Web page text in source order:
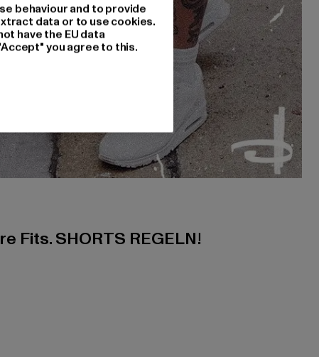
Fits. SHORTS REGELN!
behaviour and to provide
data or to use cookies.
have the EU data
you agree to this.